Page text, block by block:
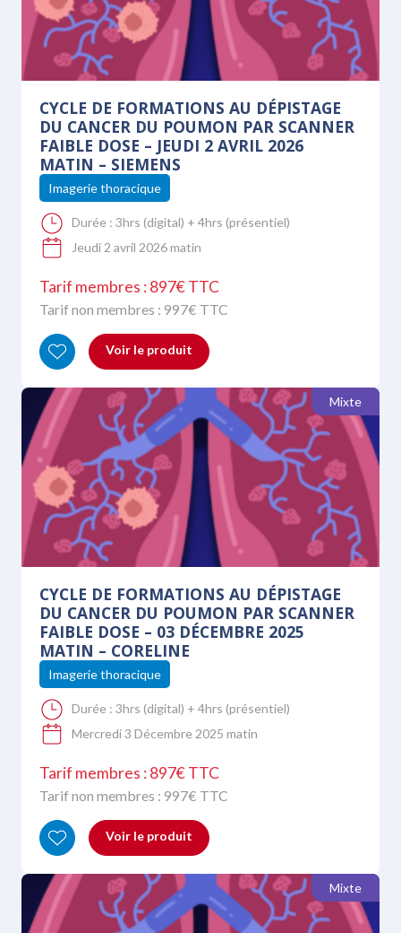
CYCLE DE FORMATIONS AU DÉPISTAGE
DU CANCER DU POUMON PAR SCANNER
FAIBLE DOSE – JEUDI 2 AVRIL 2026
MATIN – SIEMENS
Imagerie thoracique
Durée : 3hrs (digital) + 4hrs (présentiel)
Jeudi 2 avril 2026 matin
Tarif membres : 897€ TTC
Tarif non membres : 997€ TTC
Voir le produit
Mixte
CYCLE DE FORMATIONS AU DÉPISTAGE
DU CANCER DU POUMON PAR SCANNER
FAIBLE DOSE – 03 DÉCEMBRE 2025
MATIN – CORELINE
Imagerie thoracique
Durée : 3hrs (digital) + 4hrs (présentiel)
Mercredi 3 Décembre 2025 matin
Tarif membres : 897€ TTC
Tarif non membres : 997€ TTC
Voir le produit
Mixte